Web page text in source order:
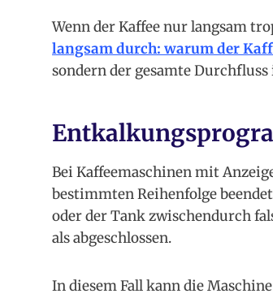
Wenn der Kaffee nur langsam
langsam durch: warum der
sondern der gesamte
Bei Kaffeemaschinen mit
bestimmten Reihenfolge
oder der Tank zwischendurch
als abgeschlossen.
In diesem Fall kann die